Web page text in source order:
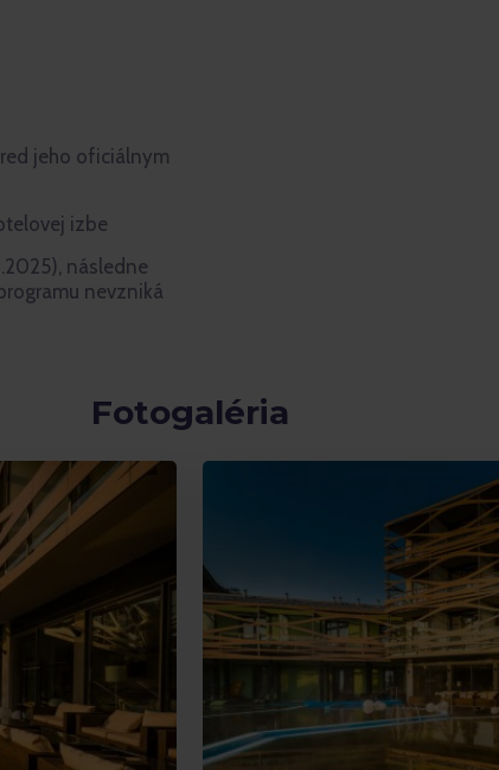
jeho oficiálnym
izbe
následne
nevzniká
Fotogaléria